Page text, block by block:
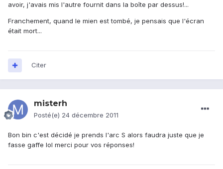
avoir, j'avais mis l'autre fournit dans la boîte par dessus!...
Franchement, quand le mien est tombé, je pensais que l'écran
était mort...
Citer
misterh
Posté(e) 24 décembre 2011
Bon bin c'est décidé je prends l'arc S alors faudra juste que je
fasse gaffe lol merci pour vos réponses!